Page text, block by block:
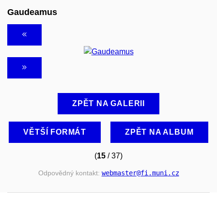
Gaudeamus
ZPĚT NA GALERII
VĚTŠÍ FORMÁT ZPĚT NA ALBUM
(15 / 37)
Odpovědný kontakt: webmaster@fi.muni.cz